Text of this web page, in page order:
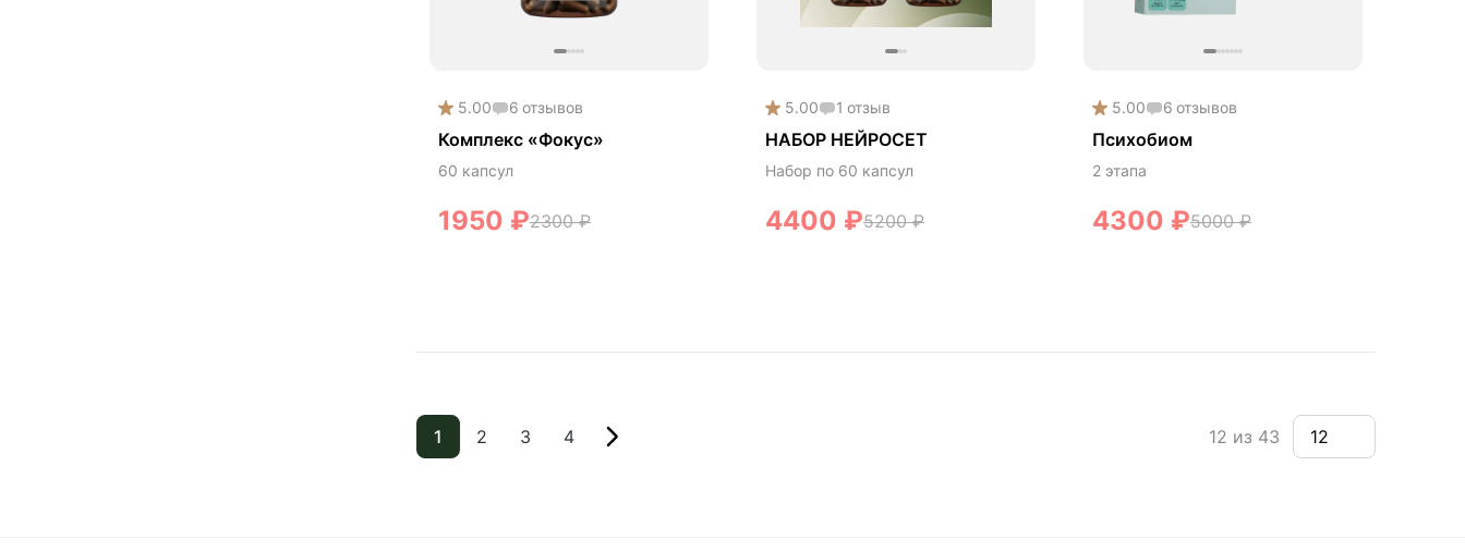
5.00 6 отзывов
Комплекс «Фокус»
60 капсул
1950 ₽2300₽
5.00 1 отзыв
НАБОР НЕЙРОСЕТ
Набор по 60 капсул
4400 ₽5200₽
5.00 6 отзывов
Психобиом
2 этапа
4300 ₽5000₽
12 из 43
1 2 3 4